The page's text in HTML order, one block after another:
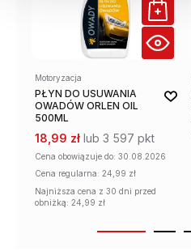
Motoryzacja
PŁYN DO USUWANIA
OWADÓW ORLEN OIL
500ML
18,99 zł lub 3 597 pkt
Cena obowiązuje do: 30.08.2026
Cena regularna: 24,99 zł
Najniższa cena z 30 dni przed
obniżką: 24,99 zł